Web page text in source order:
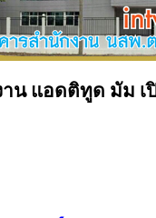
น แอดติทูด มัม เ